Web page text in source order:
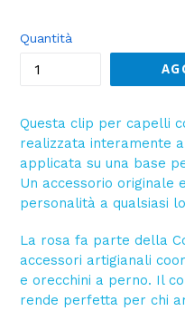
listino
Quantità
Questa clip per capelli
realizzata interamente
applicata su una base
Un accessorio originale
personalità a qualsiasi
La rosa fa parte della
accessori artigianali
e orecchini a perno. Il
rende perfetta per chi